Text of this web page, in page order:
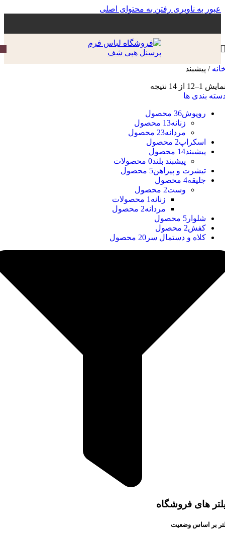
عبور به ناوبری رفتن به محتوای اصلی
/ پیشبند
1–12 از 14 نتیجه
بندی ها
روپوش36 محصول
زنانه13 محصول
مردانه23 محصول
اسکراپ2 محصول
پیشبند14 محصول
پیشبند بلند0 محصولات
تیشرت و پیراهن5 محصول
جلیقه4 محصول
وست2 محصول
زنانه 1 محصولات
مردانه2 محصول
شلوار 5 محصول
کفش2 محصول
کلاه و دستمال سر 20 محصول
های فروشگاه
بر اساس وضعیت